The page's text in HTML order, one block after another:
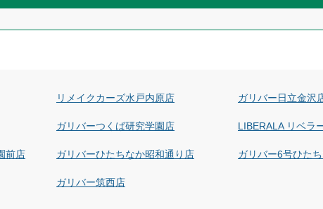
リメイクカーズ水戸内原店 ガリバー日立金沢
ガリバーつくば研究学園店 LIBERALA リベラ
前店 ガリバーひたちなか昭和通り店 ガリバー6号ひた
ガリバー筑西店